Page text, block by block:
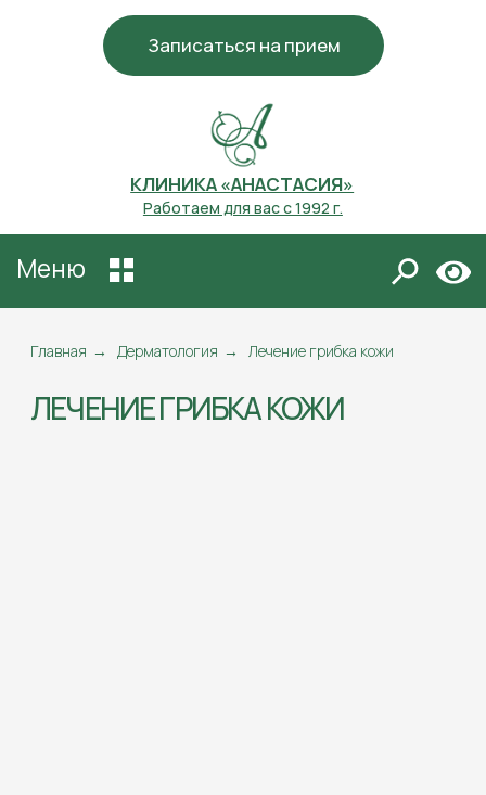
Записаться на прием
Работаем для вас с 1992 г.
КЛИНИКА «АНАСТАСИЯ»
Главная → Дерматология → Лечение грибка кожи
ЛЕЧЕНИЕ ГРИБКА КОЖИ